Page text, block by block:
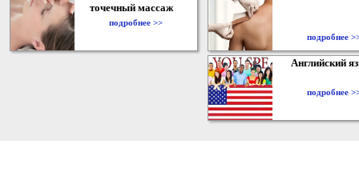
точечный массаж
подробнее >>
подробнее
Английский
подробнее